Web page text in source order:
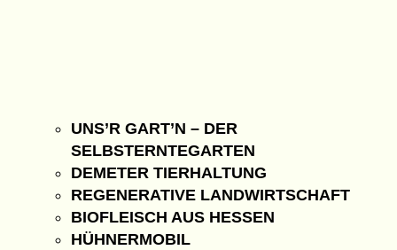
UNS’R GART’N – DER
SELBSTERNTEGARTEN
DEMETER TIERHALTUNG
REGENERATIVE LANDWIRTSCHAFT
BIOFLEISCH AUS HESSEN
HÜHNERMOBIL